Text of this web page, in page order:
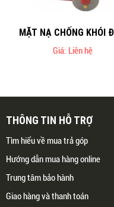
MẶT NẠ CHỐNG KHÓI
Giá: Liên hệ
THÔNG TIN HỖ TRỢ
Tìm hiểu về mua trả góp
Hướng dẫn mua hàng online
Trung tâm bảo hành
Giao hàng và thanh toán